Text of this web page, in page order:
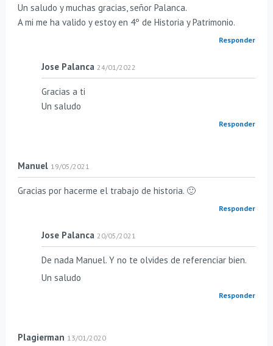
Un saludo y muchas gracias, señor Palanca.
A mi me ha valido y estoy en 4º de Historia y Patrimonio.
Responder
Jose Palanca 24/01/2022
Gracias a ti
Un saludo
Responder
Manuel 19/05/2021
Gracias por hacerme el trabajo de historia. 🙂
Responder
Jose Palanca 20/05/2021
De nada Manuel. Y no te olvides de referenciar bien.
Un saludo
Responder
Plagierman 13/01/2020